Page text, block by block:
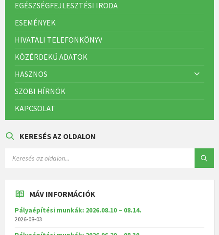
EGÉSZSÉGFEJLESZTÉSI IRODA
ESEMÉNYEK
HIVATALI TELEFONKÖNYV
KÖZÉRDEKŰ ADATOK
HASZNOS
SZOBI HÍRNÖK
KAPCSOLAT
KERESÉS AZ OLDALON
MÁV INFORMÁCIÓK
Pályaépítési munkák: 2026.08.10 – 08.14.
2026-08-03